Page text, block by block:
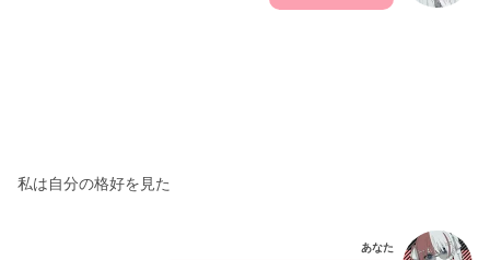
私は自分の格好を見た
あなた